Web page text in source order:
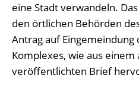
eine Stadt verwandeln.
den örtlichen Behörden
Antrag auf Eingemeindung
Komplexes, wie aus einem
veröffentlichten Brief